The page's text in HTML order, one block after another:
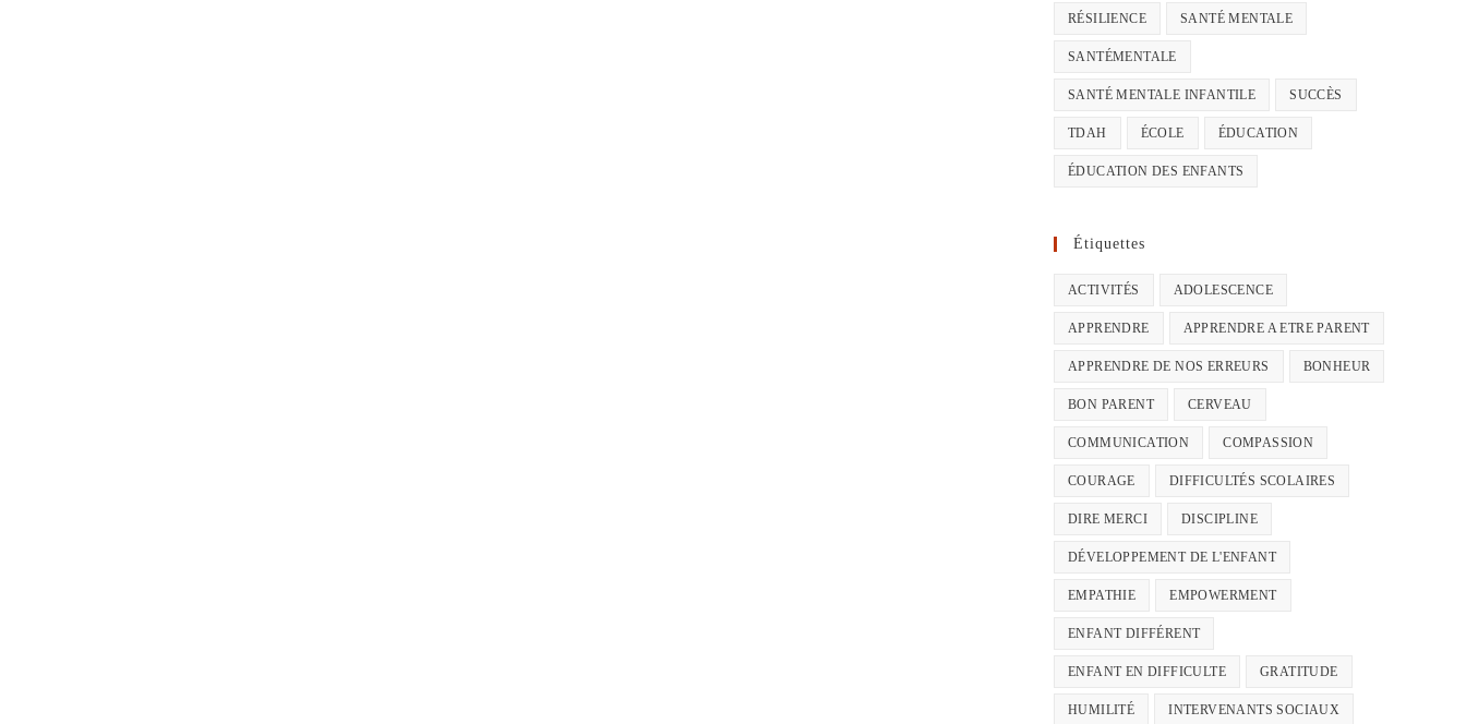
RÉSILIENCE SANTÉ MENTALE
SANTÉMENTALE
SANTÉ MENTALE INFANTILE SUCCÈS
TDAH ÉCOLE ÉDUCATION
ÉDUCATION DES ENFANTS
Étiquettes
ACTIVITÉS ADOLESCENCE
APPRENDRE APPRENDRE A ETRE PARENT
APPRENDRE DE NOS ERREURS BONHEUR
BON PARENT CERVEAU
COMMUNICATION COMPASSION
COURAGE DIFFICULTÉS SCOLAIRES
DIRE MERCI DISCIPLINE
DÉVELOPPEMENT DE L'ENFANT
EMPATHIE EMPOWERMENT
ENFANT DIFFÉRENT
ENFANT EN DIFFICULTE GRATITUDE
HUMILITÉ INTERVENANTS SOCIAUX